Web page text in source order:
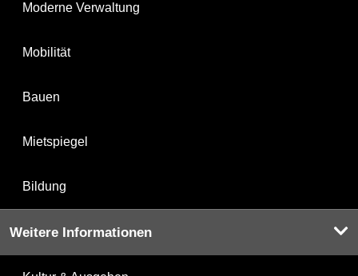
Moderne Verwaltung
Mobilität
Bauen
Mietspiegel
Bildung
Weitere Informationen